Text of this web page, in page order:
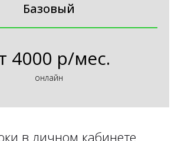
Базовый
4000 р/мес.
онлайн
в личном кабинете